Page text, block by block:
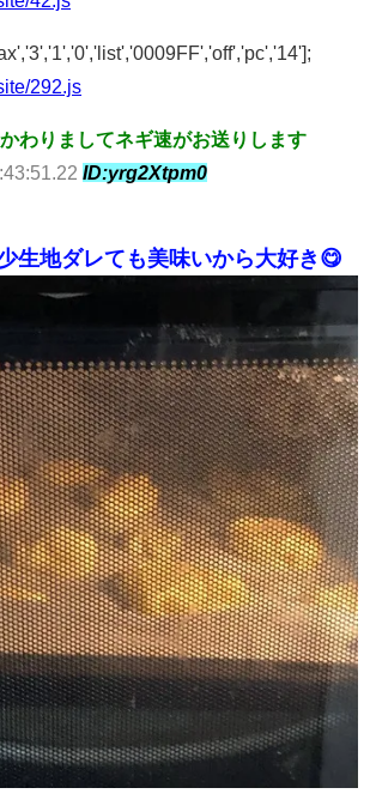
292.js
わりましてネギ速がお送りします
ID:yrg2Xtpm0
生地ダレても美味いから大好き😋